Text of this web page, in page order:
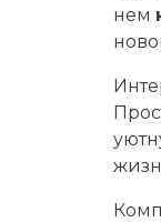
нем